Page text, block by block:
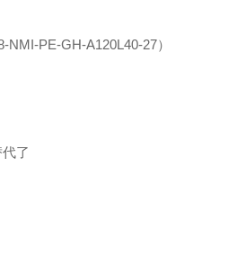
PE-GH-A120L40-27）
了